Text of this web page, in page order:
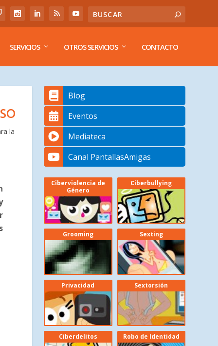
SERVICIOS OTROS SERVICIOS CONTACTO
la
Blog
Eventos
Mediateca
Canal PantallasAmigas
Ciberviolencia de
Género
Ciberbullying
Grooming Sexting
Privacidad Sextorsión
Ciberdelitos Robo de Identidad